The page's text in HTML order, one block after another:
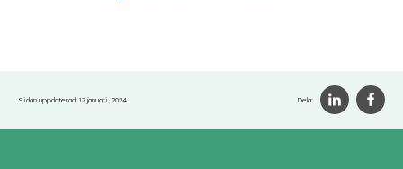
Sidan uppdaterad: 17 januari, 2024 Dela: